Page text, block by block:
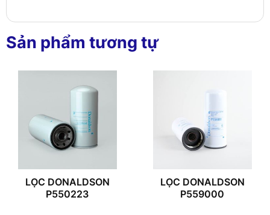
Sản phẩm tương tự
LỌC DONALDSON
P550223
LỌC DONALDSON
P559000